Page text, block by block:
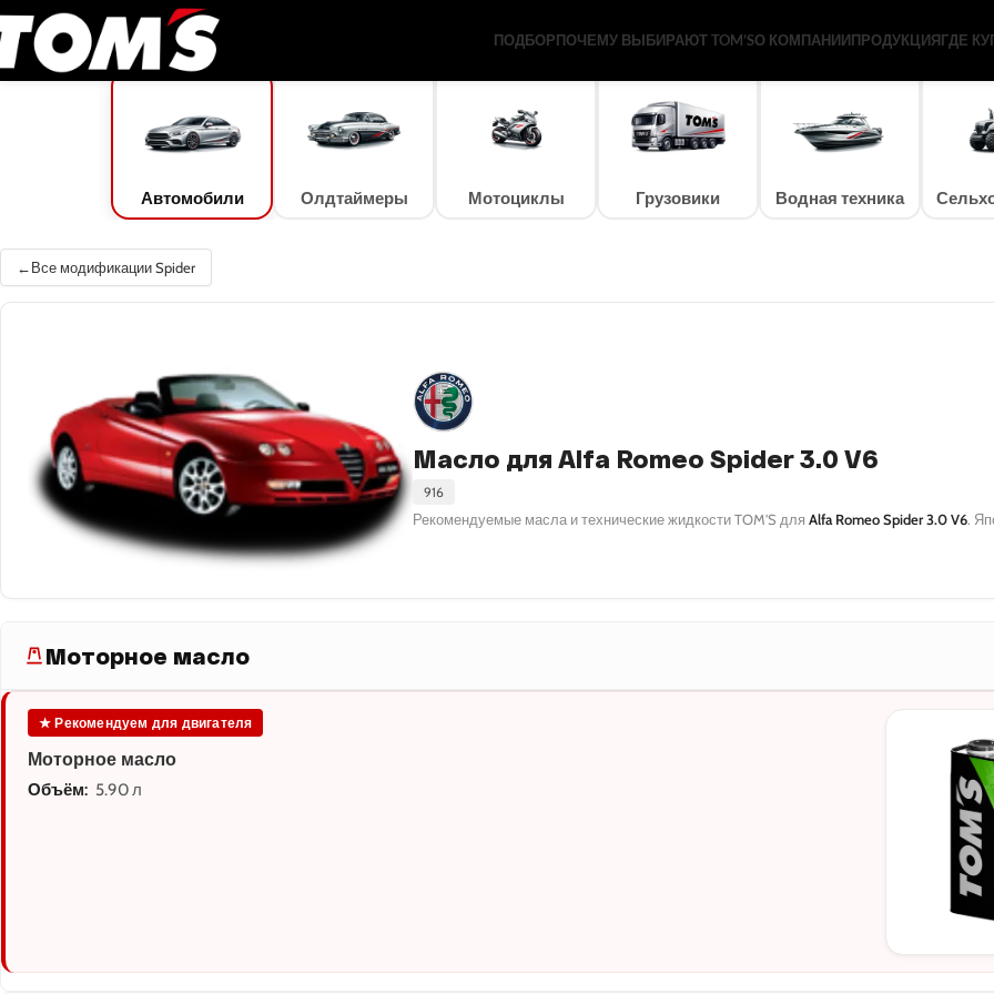
ПОДБОРПОЧЕМУ ВЫБИРАЮТ TOM’SО КОМПАНИИПРОДУКЦИЯ
5W-30 C3
5W-30 DL-1
0W-20 PAO
0W-20
0W-30 DL-1
ГДЕ
TOM'S Oil /Подбор масла /Автомобили
Автомобили Олдтаймеры Мотоциклы Грузовики Водная техника
Все модификации Spider
Масло для Alfa Romeo Spider 3.0 V6
916
Рекомендуемые масла и технические жидкости TOM'S для Alfa Romeo Spider 3.0 V6.
Моторное масло
★ Рекомендуем для двигателя
Моторное масло
Объём: 5.90 л